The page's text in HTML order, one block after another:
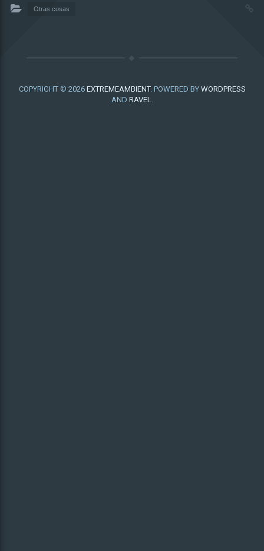
Otras cosas
COPYRIGHT © 2026 EXTREMEAMBIENT. POWERED BY WORDPRESS
AND RAVEL